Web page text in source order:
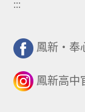
:::
鳳新・奉
鳳新高中